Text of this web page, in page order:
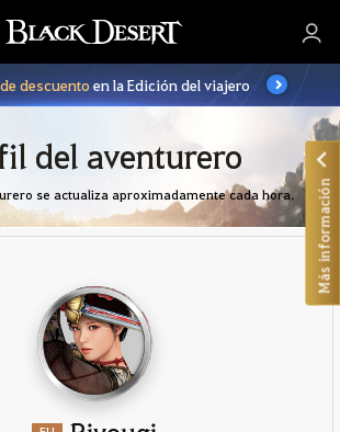
descuentoen la Edición del viajero
del aventurero
se actualiza aproximadamente cada hora. Más información